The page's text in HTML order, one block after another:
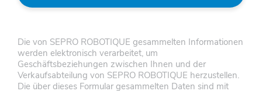
Die von SEPRO ROBOTIQUE gesammelten Informationen
werden elektronisch verarbeitet, um
Geschäftsbeziehungen zwischen Ihnen und der
Verkaufsabteilung von SEPRO ROBOTIQUE herzustellen.
Die über dieses Formular gesammelten Daten sind mit